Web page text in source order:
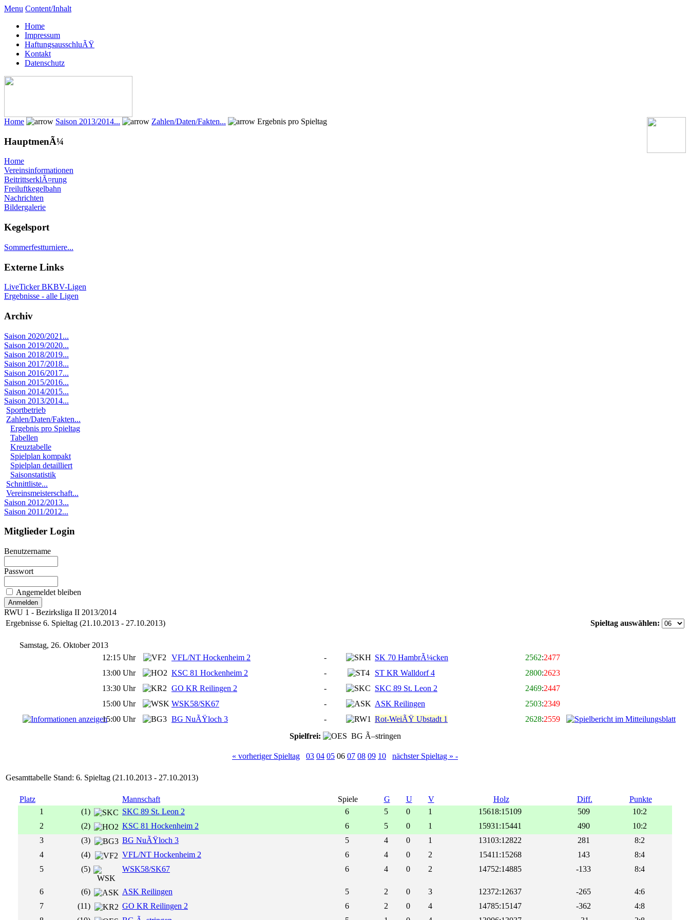
Menu Content/Inhalt
Home
Impressum
HaftungsausschluÃŸ
Kontakt
Datenschutz
Home Saison 2013/2014... Zahlen/Daten/Fakten... Ergebnis pro Spieltag
HauptmenÃ¼
Home
Vereinsinformationen
BeitrittserklÃ¤rung
Freiluftkegelbahn
Nachrichten
Bildergalerie
Kegelsport
Sommerfestturniere...
Externe Links
LiveTicker BKBV-Ligen
Ergebnisse - alle Ligen
Archiv
Saison 2020/2021...
Saison 2019/2020...
Saison 2018/2019...
Saison 2017/2018...
Saison 2016/2017...
Saison 2015/2016...
Saison 2014/2015...
Saison 2013/2014...
Sportbetrieb
Zahlen/Daten/Fakten...
Ergebnis pro Spieltag
Tabellen
Kreuztabelle
Spielplan kompakt
Spielplan detailliert
Saisonstatistik
Schnittliste...
Vereinsmeisterschaft...
Saison 2012/2013...
Saison 2011/2012...
Mitglieder Login
Benutzername
Passwort
Angemeldet bleiben
RWU 1 - Bezirksliga II 2013/2014
Ergebnisse 6. Spieltag (21.10.2013 - 27.10.2013)
Spieltag auswählen:
Samstag, 26. Oktober 2013
12:15 Uhr
VFL/NT Hockenheim 2 - SK 70 HambrÃ¼cken 2562:2477
13:00 Uhr
KSC 81 Hockenheim 2 - ST KR Walldorf 4 2800:2623
13:30 Uhr
GO KR Reilingen 2 - SKC 89 St. Leon 2 2469:2447
15:00 Uhr
WSK58/SK67 - ASK Reilingen 2503:2349
15:00 Uhr
BG NuÃŸloch 3 - Rot-WeiÃŸ Ubstadt 1 2628:2559
Spielfrei:
BG Ã–stringen
« vorheriger Spieltag 03 04 05 06 07 08 09 10 nächster Spieltag » -
Gesamttabelle Stand: 6. Spieltag (21.10.2013 - 27.10.2013)
Platz Mannschaft Spiele G U V Holz Diff.
Punkte
1
(1) SKC 89 St. Leon 2 6 5 0 1 15618:15109 509
10:2
2
(2) KSC 81 Hockenheim 2 6 5 0 1 15931:15441 490
10:2
3
(3) BG NuÃŸloch 3 5 4 0 1 13103:12822 281
8:2
4
(4) VFL/NT Hockenheim 2 6 4 0 2 15411:15268 143
8:4
5
(5) WSK58/SK67 6 4 0 2 14752:14885 -133 8:4
6 (6) ASK Reilingen 5 2 0 3 12372:12637 -265
4:6
7
(11) GO KR Reilingen 2 6 2 0 4 14785:15147 -362
4:8